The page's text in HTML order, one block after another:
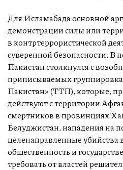
Для Исламабада основной
демонстрации силы или
в контртеррористической
суверенной безопасности. В
Пакистан столкнулся с
приписываемых
Пакистан» (ТТП), которые,
действуют с территории
смертников в провинциях
Белуджистан, нападения на
целенаправленные убийства
общественность и
требовать от властей